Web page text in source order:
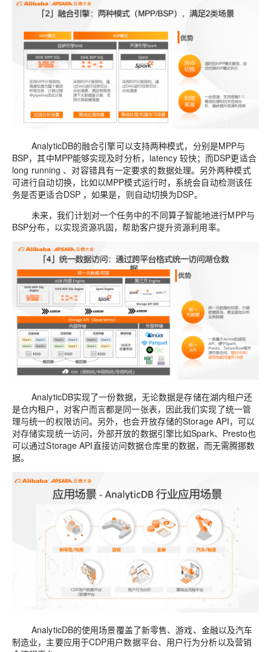
AnalyticDB的融合引擎可以支持两种模式，分别是MPP与
BSP，其中MPP能够实现及时分析， latency 较快；而DSP更适合
long running 、对容错具有一定要求的数据处理。 另外两种模式
可进行自动切换，比如以MPP模式运行时，系统会自动检测该任
务是否更适合DSP ，如果是，则自动切换为DSP。
未来，我们计划对一个任务中的不同算子智能地进行MPP与
BSP分布，以实现资源巩固，帮助客户提升资源利用率。
AnalyticDB实现了一份数据， 无论数据是存储在湖内租户还
是仓内租户，对客户而言都是同一张表， 因此我们实现了统一管
理与统一的权限访问。另外，也会开放存储的Storage API，可以
对存储实现统一访问，外部开放的数据引擎比如Spark、 Presto也
可以通过Storage API直接访问数据仓库里的数据，而无需腾挪数
据。
AnalyticDB的使用场景覆盖了新零售、游戏、金融以及汽车
制造业，主要应用于CDP用户数据平台、用户行为分析以及营销